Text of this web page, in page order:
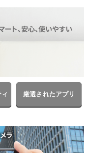
厳選されたアプリ